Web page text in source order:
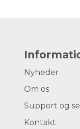
Nyheder
Om os
Support og
Kontakt